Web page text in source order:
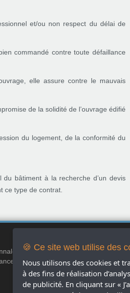
et/ou non respect du délai de
commandé contre toute défaillance
elle assure contre le mauvais
de la solidité de l’ouvrage édifié
du logement, de la conformité du
bâtiment à la recherche d’un devis
ce type de contrat.
garantie
🍪 Ce site web utilise des
Nous utilisons des cookies et
à des fins de réalisation
de publicité. En cliquant sur «